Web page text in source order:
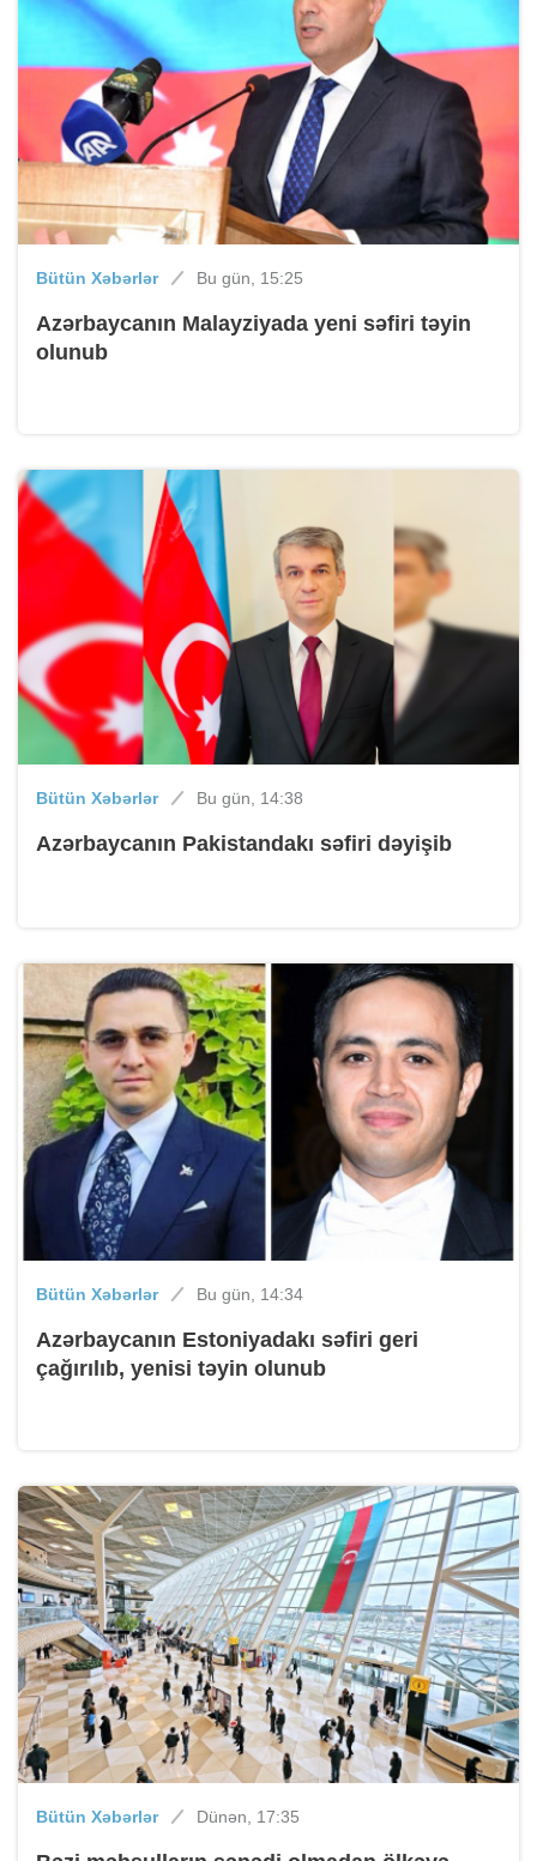
Bütün Xəbərlər Bu gün, 15:25
Azərbaycanın Malayziyada yeni səfiri təyin
olunub
Bütün Xəbərlər Bu gün, 14:38
Azərbaycanın Pakistandakı səfiri dəyişib
Bütün Xəbərlər Bu gün, 14:34
Azərbaycanın Estoniyadakı səfiri geri
çağırılıb, yenisi təyin olunub
Bütün Xəbərlər Dünən, 17:35